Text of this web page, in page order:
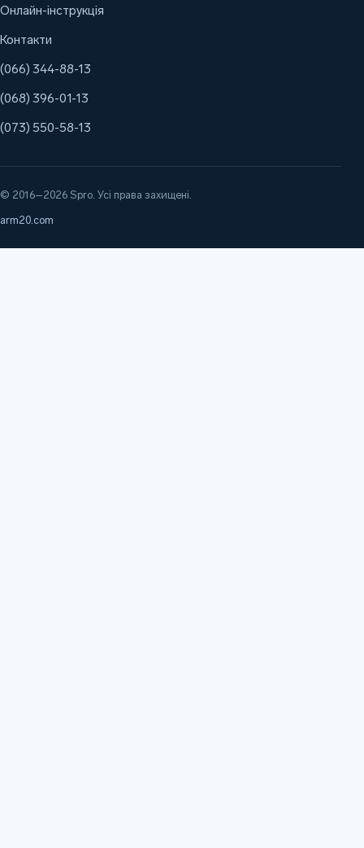
Онлайн-інструкція
Контакти
(066) 344-88-13
(068) 396-01-13
(073) 550-58-13
© 2016–2026 Spro. Усі права захищені.
arm20.com